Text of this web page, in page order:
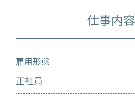
仕事内容
雇用形態
正社員